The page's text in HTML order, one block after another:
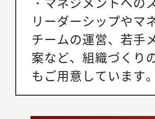
リーダーシップやマ
チームの運営、若手
案など、組織づくり
もご用意しています。